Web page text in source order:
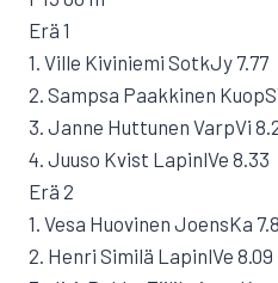
Erä 1
1. Ville Kiviniemi SotkJy 7.77
2. Sampsa Paakkinen
3. Janne Huttunen VarpVi
4. Juuso Kvist LapinlVe 8.33
Erä 2
1. Vesa Huovinen JoensKa
2. Henri Similä LapinlVe 8.09